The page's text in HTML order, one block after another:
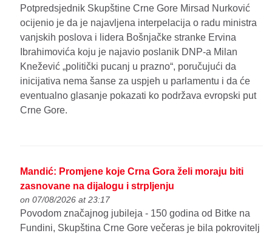
Potpredsjednik Skupštine Crne Gore Mirsad Nurković
ocijenio je da je najavljena interpelacija o radu ministra
vanjskih poslova i lidera Bošnjačke stranke Ervina
Ibrahimovića koju je najavio poslanik DNP-a Milan
Knežević „politički pucanj u prazno“, poručujući da
inicijativa nema šanse za uspjeh u parlamentu i da će
eventualno glasanje pokazati ko podržava evropski put
Crne Gore.
Mandić: Promjene koje Crna Gora želi moraju biti
zasnovane na dijalogu i strpljenju
on 07/08/2026 at 23:17
Povodom značajnog jubileja - 150 godina od Bitke na
Fundini, Skupština Crne Gore večeras je bila pokrovitelj